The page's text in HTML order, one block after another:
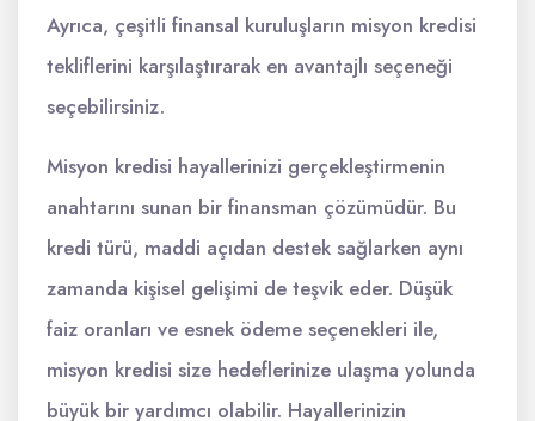
Ayrıca, çeşitli finansal kuruluşların misyon kredisi
tekliflerini karşılaştırarak en avantajlı seçeneği
seçebilirsiniz.
Misyon kredisi hayallerinizi gerçekleştirmenin
anahtarını sunan bir finansman çözümüdür. Bu
kredi türü, maddi açıdan destek sağlarken aynı
zamanda kişisel gelişimi de teşvik eder. Düşük
faiz oranları ve esnek ödeme seçenekleri ile,
misyon kredisi size hedeflerinize ulaşma yolunda
büyük bir yardımcı olabilir. Hayallerinizin